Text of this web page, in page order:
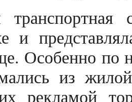
транспортная
и
Особенно по
из
рекламой